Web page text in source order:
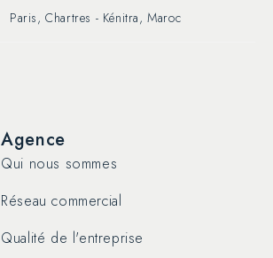
Paris, Chartres - Kénitra, Maroc
Agence
Qui nous sommes
Réseau commercial
Qualité de l'entreprise